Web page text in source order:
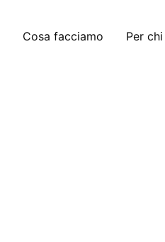
Cosa facciamo Per chi